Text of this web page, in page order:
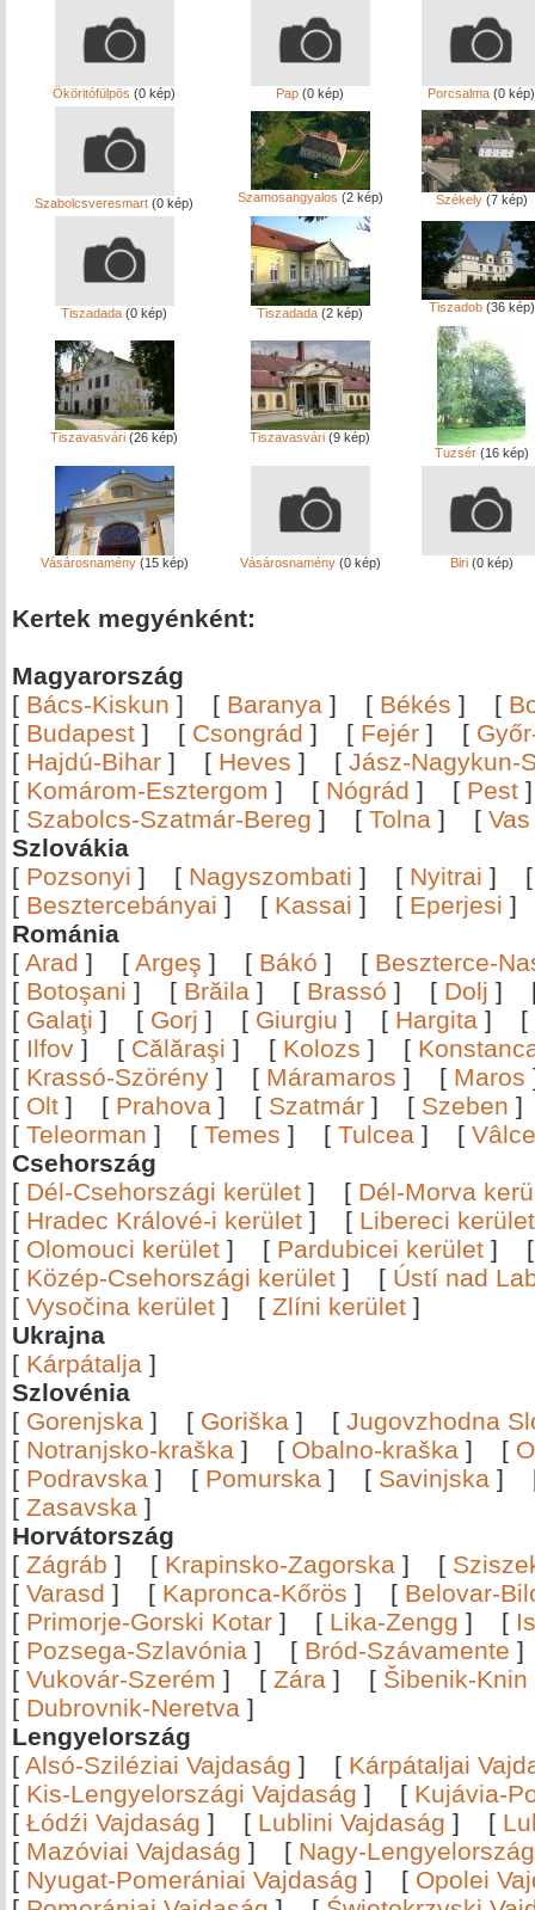
Ököritófülpös (0 kép) Pap (0 kép) Porcsalma (0 kép)
Szabolcsveresmart (0 kép) Szamosangyalos (2 kép) Székely(7 kép)
Tiszadada (0 kép) Tiszadada (2 kép) Tiszadob(36 kép)
Tiszavasvári (26 kép) Tiszavasvári (9 kép)
Tuzsér(16 kép)
Vásárosnamény(15 kép) Vásárosnamény(0 kép) Biri(0 kép)
Kertek megyénként:
Magyarország
[ Bács-Kiskun ] [ Baranya ] [ Békés ] [
[ Budapest ] [ Csongrád ] [ Fejér ] [
[ Hajdú-Bihar ] [ Heves ] [ Jász-Nagykun-
[ Komárom-Esztergom ] [ Nógrád ] [ Pest
[ Szabolcs-Szatmár-Bereg ] [ Tolna ] [ Vas
Szlovákia
[ Pozsonyi ] [ Nagyszombati ] [ Nyitrai ]
[ Besztercebányai ] [ Kassai ] [ Eperjesi
Románia
[ Arad ] [ Argeş ] [ Bákó ] [ Beszterce-
[ Botoşani ] [ Brăila ] [ Brassó ] [ Dolj ]
[ Galaţi ] [ Gorj ] [ Giurgiu ] [ Hargita ]
[
[ Ilfov ] [ Călăraşi ] [ Kolozs ] [
[ Krassó-Szörény ] [ Máramaros ] [ Maros
[ Olt ] [ Prahova ] [ Szatmár ] [ Szeben
[ Teleorman ] [ Temes ] [ Tulcea ] [
Csehország
[ Dél-Csehországi kerület ] [ Dél-Morva
[ Hradec Králové-i kerület ] [ Libereci kerület
[ Olomouci kerület ] [ Pardubicei kerület ]
[ Közép-Csehországi kerület ] [ Ústí nad
[ Vysočina kerület ] [ Zlíni kerület ]
Ukrajna
[ Kárpátalja ]
Szlovénia
[ Gorenjska ] [ Goriška ] [ Jugovzhodna
[ Notranjsko-kraška ] [ Obalno-kraška ] [
[ Podravska ] [ Pomurska ] [ Savinjska ]
[ Zasavska ]
Horvátország
[ Zágráb ] [ Krapinsko-Zagorska ] [
[ Varasd ] [ Kapronca-Kőrös ] [ Belovar-
[ Primorje-Gorski Kotar ] [ Lika-Zengg ] [
[ Pozsega-Szlavónia ] [ Bród-Szávamente
[ Vukovár-Szerém ] [ Zára ] [ Šibenik-Knin
[ Dubrovnik-Neretva ]
Lengyelország
[ Alsó-Sziléziai Vajdaság ] [ Kárpátaljai
[ Kis-Lengyelországi Vajdaság ] [ Kujávia-
[ Łódźi Vajdaság ] [ Lublini Vajdaság ] [
[ Mazóviai Vajdaság ] [ Nagy-
[ Nyugat-Pomerániai Vajdaság ] [ Opolei